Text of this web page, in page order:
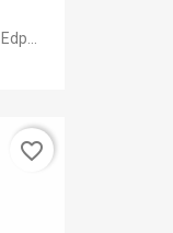
favorite_border